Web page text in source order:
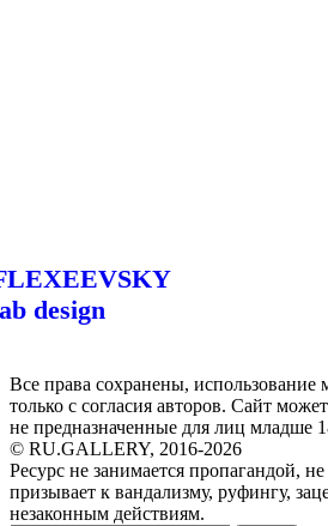
design
Все права сохранены, использование
только с согласия авторов. Сайт
не предназначенные для лиц младше
© RU.GALLERY, 2016-2026
Ресурс не занимается пропагандой,
призывает к вандализму, руфингу,
незаконным действиям.